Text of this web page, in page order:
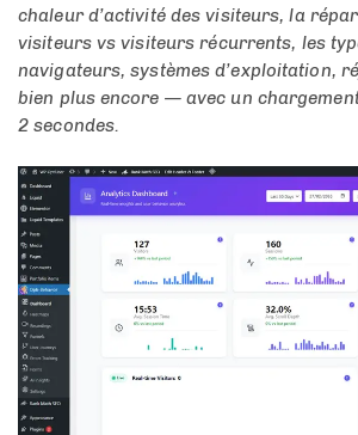
chaleur d’activité des visiteurs, la
visiteurs vs visiteurs récurrents, les
navigateurs, systèmes d’exploitation,
bien plus encore — avec un
2 secondes.